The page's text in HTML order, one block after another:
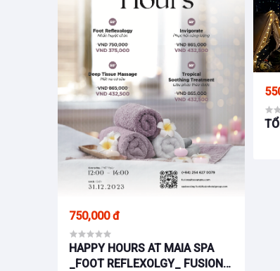
750,000 đ
HAPPY HOURS AT MAIA SPA
_FOOT REFLEXOLGY_ FUSION